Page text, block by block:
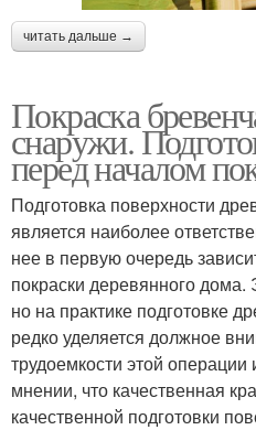
читать дальше →
Покраска
снаружи.
перед началом
Подготовка поверхности
является наиболее
нее в первую очередь
покраски деревянного
но на практике подготовке
редко уделяется должное
трудоемкости этой
мнении, что качественная
качественной подготовки